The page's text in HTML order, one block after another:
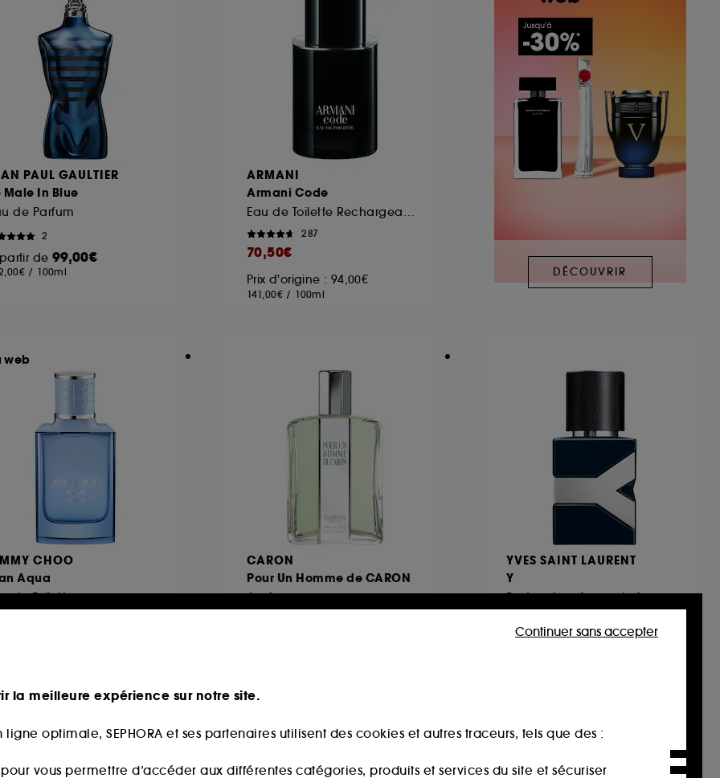
PAUL GAULTIER
Male In Blue
de Parfum
2
de 99,00€
/ 100ml
ARMANI
Armani Code
287
70,50€
Prix d'origine : 94,00€
141,00€ / 100ml
DÉCOUVRIR
CHOO
Aqua
de Toilette
web
CARON
Pour Un Homme de CARON
Après-rasage
YVES SAINT LAURENT
Y
Parfum fougère ambré pour homme
102,00€
la meilleure expérience sur notre site.
optimale, SEPHORA et ses partenaires utilisent des cookies et autres traceurs, tels que des :
pour vous permettre d’accéder aux différentes catégories, produits et services du site et sécuriser
Continuer sans accepter